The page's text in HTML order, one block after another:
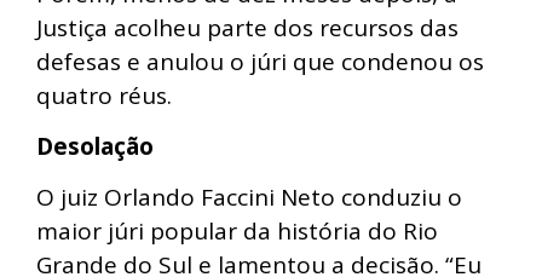
Justiça acolheu parte dos recursos das
defesas e anulou o júri que condenou os
quatro réus.
Desolação
O juiz Orlando Faccini Neto conduziu o
maior júri popular da história do Rio
Grande do Sul e lamentou a decisão. “Eu